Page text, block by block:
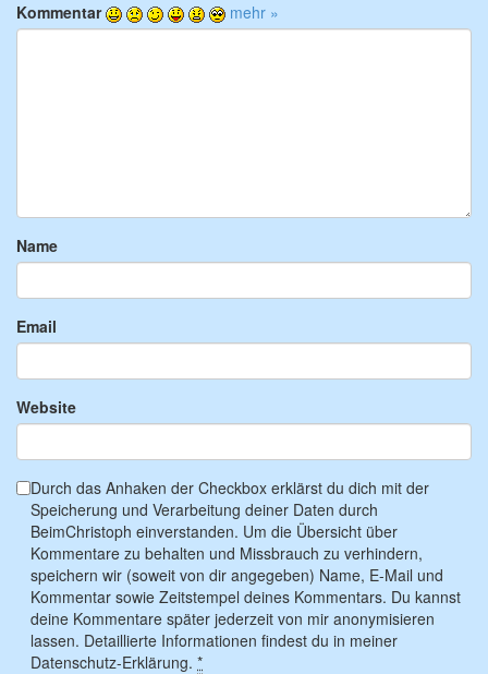
Kommentar
mehr »
Name
Email
Website
Durch das Anhaken der Checkbox erklärst du dich mit der
Speicherung und Verarbeitung deiner Daten durch
BeimChristoph einverstanden. Um die Übersicht über
Kommentare zu behalten und Missbrauch zu verhindern,
speichern wir (soweit von dir angegeben) Name, E-Mail und
Kommentar sowie Zeitstempel deines Kommentars. Du kannst
deine Kommentare später jederzeit von mir anonymisieren
lassen. Detaillierte Informationen findest du in meiner
Datenschutz-Erklärung. *